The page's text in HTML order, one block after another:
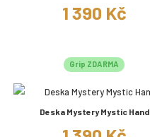
1 390 Kč
Grip ZDARMA
Deska Mystery Mystic Hand